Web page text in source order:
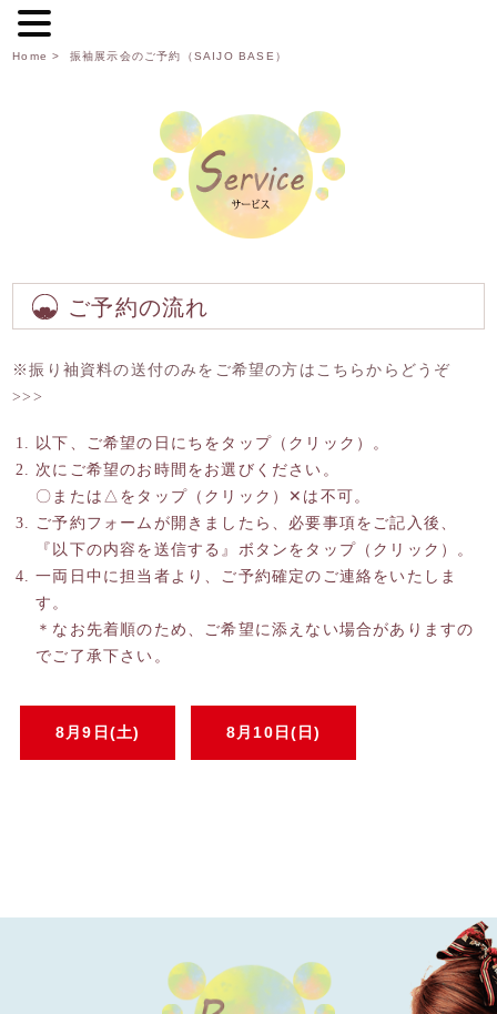
Home > 振袖展示会のご予約（SAIJO BASE）
ご予約の流れ
※振り袖資料の送付のみをご希望の方はこちらからどうぞ
>>>
以下、ご希望の日にちをタップ（クリック）。
次にご希望のお時間をお選びください。
〇または△をタップ（クリック）✕は不可。
ご予約フォームが開きましたら、必要事項をご記入後、
『以下の内容を送信する』ボタンをタップ（クリック）。
一両日中に担当者より、ご予約確定のご連絡をいたしま
す。
＊なお先着順のため、ご希望に添えない場合がありますの
でご了承下さい。
8月9日(土) 8月10日(日)